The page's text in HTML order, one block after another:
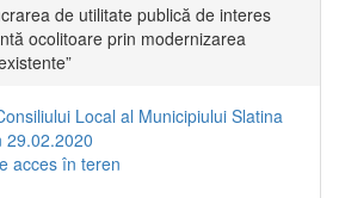
de utilitate publică de interes
ocolitoare prin modernizarea
Local al Municipiului Slatina
29.02.2020
acces în teren